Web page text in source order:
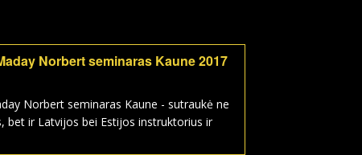
Norbert seminaras Kaune 2017
Norbert seminaras Kaune - sutraukė ne
bet ir Latvijos bei Estijos instruktorius ir